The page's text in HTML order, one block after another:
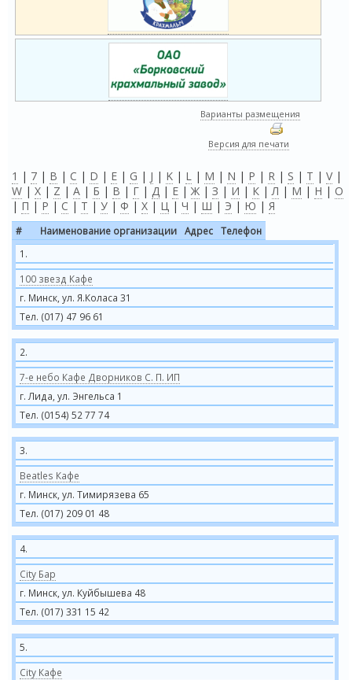
Варианты размещения
Версия для печати
1 | 7 | B | C | D | E | G | J | K | L | M | N | P | R | S | T | V|
W | X | Z | А | Б | В | Г | Д | Е | Ж | З | И | К |Л | М | Н | О
| П | Р | С | Т | У | Ф | Х | Ц | Ч | Ш | Э | Ю | Я
# Наименование организации Адрес
Телефон
1.
100 звезд Кафе
г. Минск, ул. Я.Коласа 31
Тел. (017) 47 96 61
2.
7-е небо Кафе Дворников С. П. ИП
г. Лида, ул. Энгельса 1
Тел. (0154) 52 77 74
3.
Beatles Кафе
г. Минск, ул. Тимирязева 65
Тел. (017) 209 01 48
4.
City Бар
г. Минск, ул. Куйбышева 48
Тел. (017) 331 15 42
5.
City Кафе